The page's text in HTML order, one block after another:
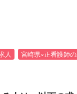
人 宮崎県×正看護師